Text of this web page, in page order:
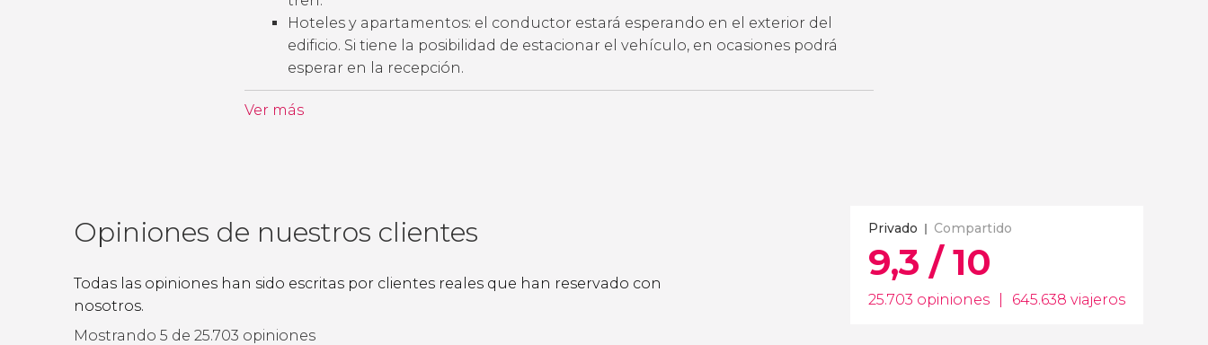
Hoteles y apartamentos: el conductor estará esperando en el exterior del
edificio. Si tiene la posibilidad de estacionar el vehículo, en ocasiones podrá
esperar en la recepción.
Ver más
Opiniones de nuestros clientes
Todas las opiniones han sido escritas por clientes reales que han reservado con
nosotros.
Privado Compartido
9,3 / 10
25.703 opiniones 645.638 viajeros
Mostrando 5 de 25.703 opiniones